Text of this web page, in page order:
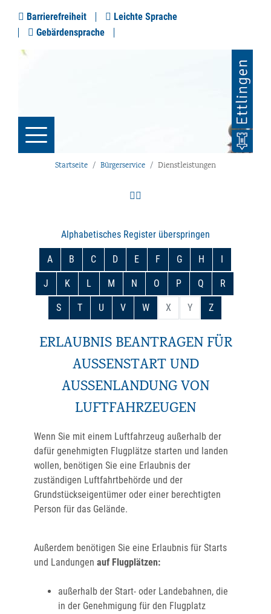
Barrierefreiheit
Leichte Sprache
Gebärdensprache
Startseite Bürgerservice Dienstleistungen
Alphabetisches Register überspringen
A B C D E F G H I
J K L M N O P Q R
S T U V W X Y Z
ERLAUBNIS BEANTRAGEN FÜR
AUSSENSTART UND A
USSENLANDUNG VON LU
FTFAHRZEUGEN
Wenn Sie mit einem Luftfahrzeug außerhalb der
dafür genehmigten Flugplätze starten und landen
wollen, benötigen Sie eine Erlaubnis der
zuständigen Luftfahrtbehörde und der
Grundstückseigentümer oder einer berechtigten
Person für das Gelände.
Außerdem benötigen Sie eine Erlaubnis für Starts
und Landungen auf Flugplätzen:
außerhalb der Start- oder Landebahnen, die
in der Genehmigung für den Flugplatz